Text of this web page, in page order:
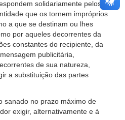
solidariamente pelos
que os tornem impróprios
a que se destinam ou lhes
por aqueles decorrentes da
constantes do recipiente, da
publicitária,
de sua natureza,
a substituição das partes
sanado no prazo máximo de
exigir, alternativamente e à